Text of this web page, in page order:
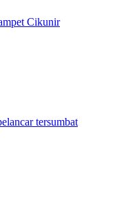
Cikunir
tersumbat